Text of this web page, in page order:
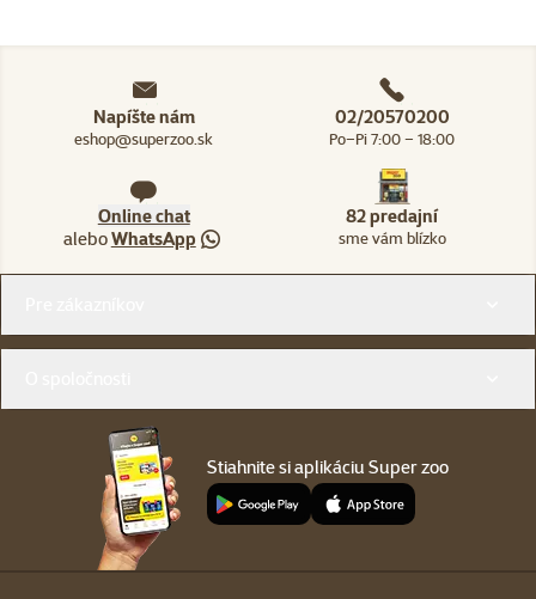
Napíšte nám
eshop@superzoo.sk
02/20570200
Po–Pi 7:00 – 18:00
Online chat
aleboWhatsApp
82 predajní
sme vám blízko
Stiahnite si aplikáciu Super zoo